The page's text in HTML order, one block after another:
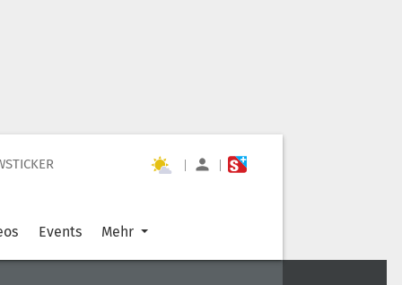
| |
Events Mehr